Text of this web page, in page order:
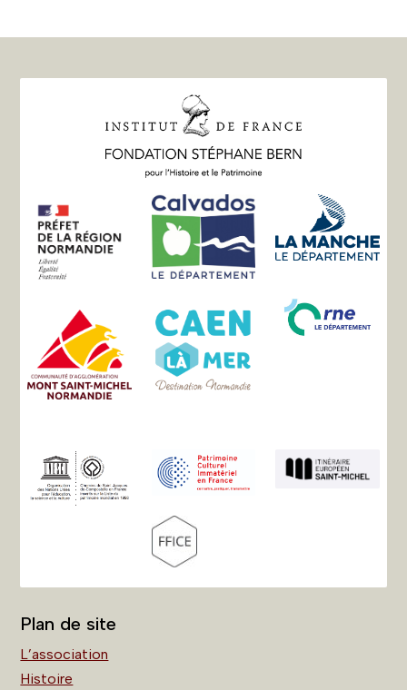
Plan de site
L’association
Histoire